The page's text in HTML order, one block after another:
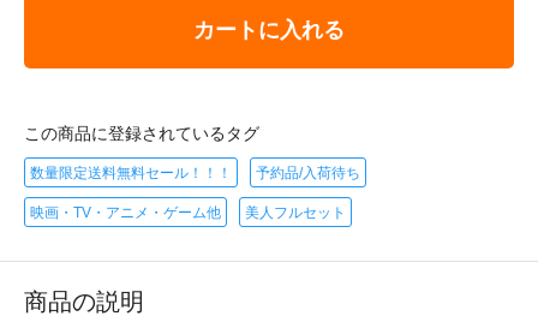
カートに入れる
この商品に登録されているタグ
数量限定送料無料セール！！！ 予約品/入荷待ち
映画・TV・アニメ・ゲーム他 美人フルセット
商品の説明